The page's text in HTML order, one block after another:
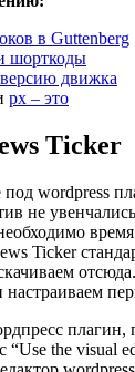
в Guttenberg
шорткоды
движка
px – это
Ticker
wordpress
не
Ticker
отсюда
настраиваем
плагин,
“Use the visual